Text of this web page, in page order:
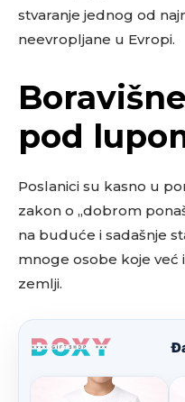
stvaranje jednog od
neevropljane u Evropi.
pod
Poslanici su kasno u
zakon o „dobrom
na buduće i sadašnje
mnoge osobe koje već
zemlji.